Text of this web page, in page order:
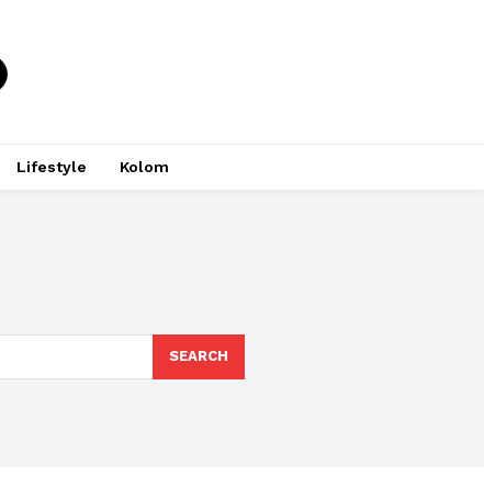
Lifestyle Kolom
SEARCH